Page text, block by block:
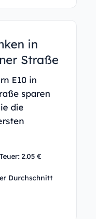
in
Straße
E10 in
sparen
die
2.05 €
Durchschnitt